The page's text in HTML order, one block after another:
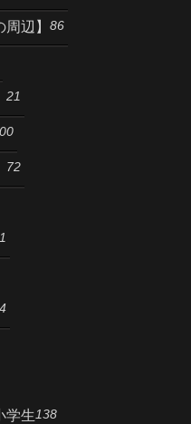
辺】 86
21
72
学生138